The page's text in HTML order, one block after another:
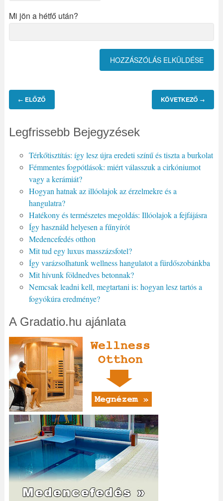
Mi jön a hétfő után?
← ELŐZŐ KÖVETKEZŐ →
Legfrissebb Bejegyzések
Térkőtisztítás: így lesz újra eredeti színű és tiszta a burkolat
Fémmentes fogpótlások: miért válasszuk a cirkóniumot
vagy a kerámiát?
Hogyan hatnak az illóolajok az érzelmekre és a
hangulatra?
Hatékony és természetes megoldás: Illóolajok a fejfájásra
Így használd helyesen a fűnyírót
Medencefedés otthon
Mit tud egy luxus masszázsfotel?
Így varázsolhatunk wellness hangulatot a fürdőszobánkba
Mit hívunk földnedves betonnak?
Nemcsak leadni kell, megtartani is: hogyan lesz tartós a
fogyókúra eredménye?
A Gradatio.hu ajánlata